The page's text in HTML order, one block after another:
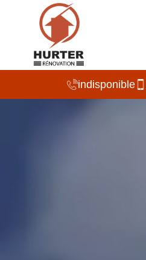
indisponible